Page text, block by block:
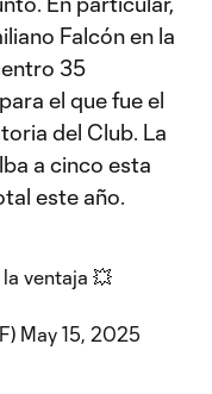
Falcón en la
35
el que fue el
del Club. La
a cinco esta
este año.
ventaja 💥
May 15, 2025